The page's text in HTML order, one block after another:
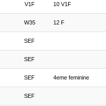
V1F 10 V1F
W35 12 F
SEF
SEF
SEF 4eme feminine
SEF